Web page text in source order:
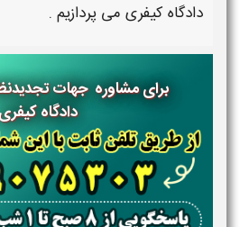
دادگاه کیفری می پردازیم .
برای مشاوره جهات
دادگاه کیفری